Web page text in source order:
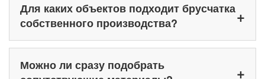
Для каких объектов подходит брусчатка
собственного производства?
Можно ли сразу подобрать